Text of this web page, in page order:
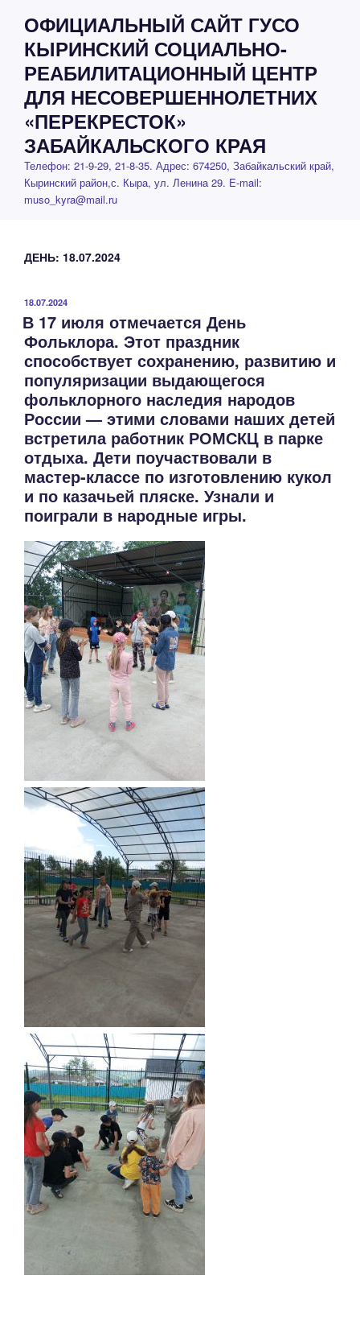
содержимому
ОФИЦИАЛЬНЫЙ САЙТ ГУСО
КЫРИНСКИЙ СОЦИАЛЬНО-
РЕАБИЛИТАЦИОННЫЙ ЦЕНТР
ДЛЯ НЕСОВЕРШЕННОЛЕТНИХ
«ПЕРЕКРЕСТОК»
ЗАБАЙКАЛЬСКОГО КРАЯ
Телефон: 21-9-29, 21-8-35. Адрес: 674250, Забайкальский край,
Кыринский район,с. Кыра, ул. Ленина 29. E-mail:
muso_kyra@mail.ru
ДЕНЬ: 18.07.2024
ОПУБЛИКОВАНО
18.07.2024
В 17 июля отмечается День
Фольклора. Этот праздник
способствует сохранению, развитию и
популяризации выдающегося
фольклорного наследия народов
России — этими словами наших детей
встретила работник РОМСКЦ в парке
отдыха. Дети поучаствовали в
мастер-классе по изготовлению кукол
и по казачьей пляске. Узнали и
поиграли в народные игры.